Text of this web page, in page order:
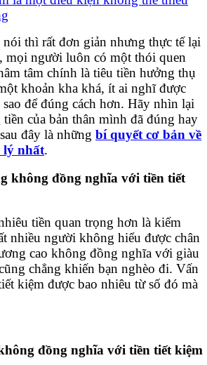
nói thì rất đơn giản nhưng thực tế lại
mọi người luôn có một thói quen
tâm chính là tiêu tiền hưởng thụ
khoản kha khá, ít ai nghĩ được
để đúng cách hơn. Hãy nhìn lại
của bản thân mình đã đúng hay
đây là những bí quyết cơ bản về
lý nhất.
không đồng nghĩa với tiền tiết
tiền quan trọng hơn là kiếm
nhiều người không hiểu được chân
cao không đồng nghĩa với giàu
chẳng khiến bạn nghèo đi. Vấn
kiệm được bao nhiêu từ số đó mà
đồng nghĩa với tiền tiết kiệm